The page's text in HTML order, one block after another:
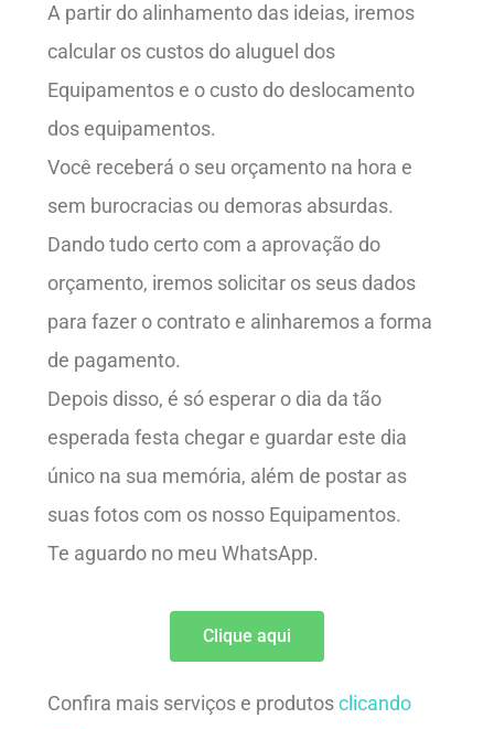
A partir do alinhamento das ideias, iremos
calcular os custos do aluguel dos
Equipamentos e o custo do deslocamento
dos equipamentos.
Você receberá o seu orçamento na hora e
sem burocracias ou demoras absurdas.
Dando tudo certo com a aprovação do
orçamento, iremos solicitar os seus dados
para fazer o contrato e alinharemos a forma
de pagamento.
Depois disso, é só esperar o dia da tão
esperada festa chegar e guardar este dia
único na sua memória, além de postar as
suas fotos com os nosso Equipamentos.
Te aguardo no meu WhatsApp.
Clique aqui
Confira mais serviços e produtosclicando